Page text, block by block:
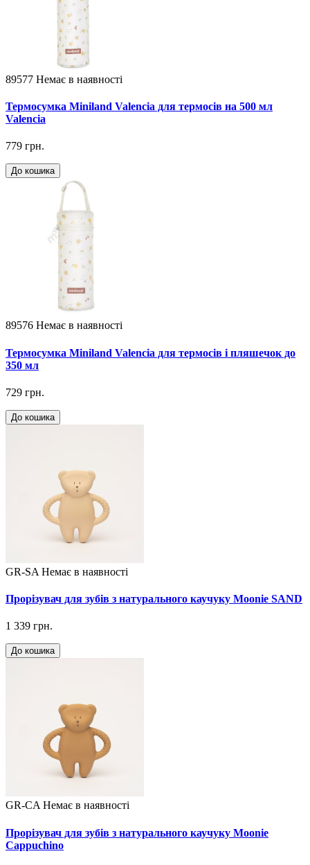
89577 Немає в наявності
Термосумка Miniland Valencia для термосів на 500 мл
Valencia
779 грн.
До кошика
89576 Немає в наявності
Термосумка Miniland Valencia для термосів і пляшечок до
350 мл
729 грн.
До кошика
GR-SA Немає в наявності
Прорізувач для зубів з натурального каучуку Moonie SAND
1 339 грн.
До кошика
GR-CA Немає в наявності
Прорізувач для зубів з натурального каучуку Moonie
Cappuchino